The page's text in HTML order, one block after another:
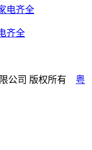
齐全
公司 版权所有 粤